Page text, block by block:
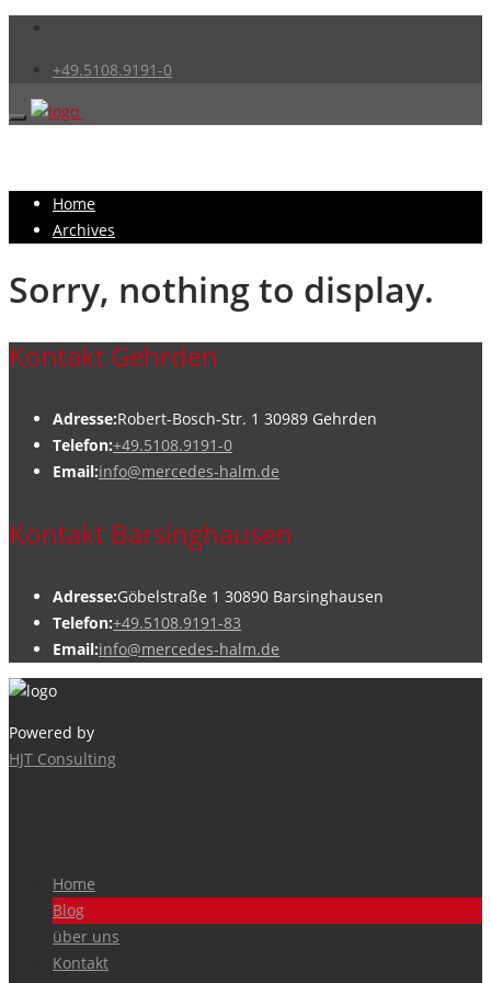
+49.5108.9191-0
Home
Archives
Sorry, nothing to display.
Kontakt Gehrden
Adresse:Robert-Bosch-Str. 1 30989 Gehrden
Telefon:+49.5108.9191-0
Email:info@mercedes-halm.de
Kontakt Barsinghausen
Adresse:Göbelstraße 1 30890 Barsinghausen
Telefon:+49.5108.9191-83
Email:info@mercedes-halm.de
Powered by
HJT Consulting
Home
Blog
über uns
Kontakt